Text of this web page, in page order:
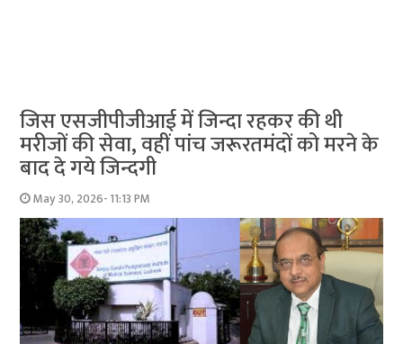
जिस एसजीपीजीआई में जिन्दा रहकर की थी
मरीजों की सेवा, वहीं पांच जरूरतमंदों को मरने के
बाद दे गये जिन्दगी
May 30, 2026- 11:13 PM